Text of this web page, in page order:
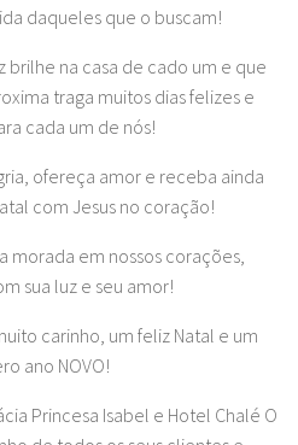
daqueles que o buscam!
brilhe na casa de cado um e que
traga muitos dias felizes e
cada um de nós!
ofereça amor e receba ainda
com Jesus no coração!
morada em nossos corações,
sua luz e seu amor!
carinho, um feliz Natal e um
ano NOVO!
Princesa Isabel e Hotel Chalé O